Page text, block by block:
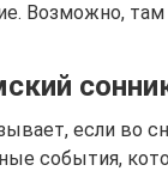
Возможно, там
если во
события,